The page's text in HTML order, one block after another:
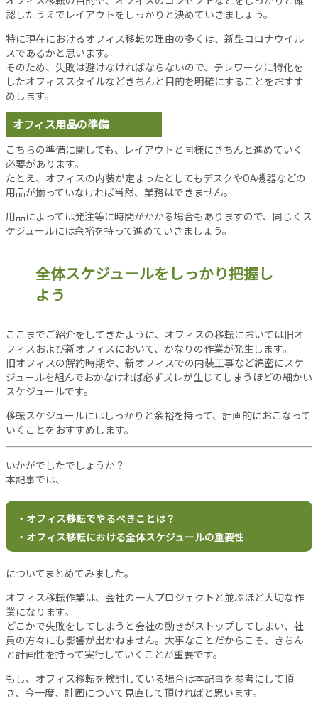
当
サ
イ
ト
に
つ
い
て
運
営
会
社
用
規
ラ
シ
ー
ポ
リ
シ
ー
お
問
い
合
認したうえでレイアウトをしっかりと決めていきましょう。
特に現在におけるオフィス移転の理由の多くは、新型コロナウイル
スであるかと思います。
そのため、失敗は避けなければならないので、テレワークに特化を
したオフィススタイルなどきちんと目的を明確にすることをおすす
めします。
オフィス用品の準備
こちらの準備に関しても、レイアウトと同様にきちんと進めていく
必要があります。
たとえ、オフィスの内装が定まったとしてもデスクやOA機器などの
用品が揃っていなければ当然、業務はできません。
用品によっては発注等に時間がかかる場合もありますので、同じくス
ケジュールには余裕を持って進めていきましょう。
全体スケジュールをしっかり把握し
よう
ここまでご紹介をしてきたように、オフィスの移転においては旧オ
フィスおよび新オフィスにおいて、かなりの作業が発生します。
旧オフィスの解約時期や、新オフィスでの内装工事など綿密にスケ
ジュールを組んでおかなければ必ずズレが生じてしまうほどの細かい
スケジュールです。
移転スケジュールにはしっかりと余裕を持って、計画的におこなって
いくことをおすすめします。
いかがでしたでしょうか？
本記事では、
・オフィス移転でやるべきことは？
・オフィス移転における全体スケジュールの重要性
についてまとめてみました。
オフィス移転作業は、会社の一大プロジェクトと並ぶほど大切な作
業になります。
どこかで失敗をしてしまうと会社の動きがストップしてしまい、社
員の方々にも影響が出かねません。大事なことだからこそ、きちん
と計画性を持って実行していくことが重要です。
もし、オフィス移転を検討している場合は本記事を参考にして頂
き、今一度、計画について見直して頂ければと思います。